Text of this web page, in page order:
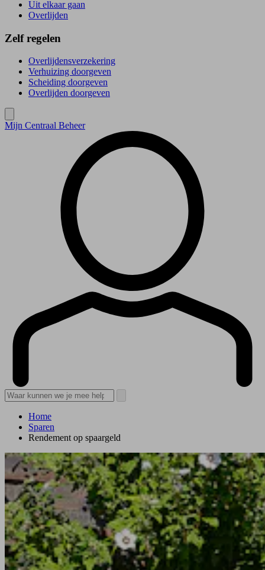
Uit elkaar gaan
Overlijden
Zelf regelen
Overlijdensverzekering
Verhuizing doorgeven
Scheiding doorgeven
Overlijden doorgeven
Mijn Centraal Beheer
Home
Sparen
Rendement op spaargeld